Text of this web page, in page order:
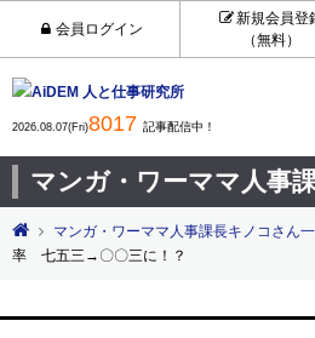
会員ログイン
新規会員登
（無料）
2026.08.07(Fri)8017 記事配信中！
マンガ・ワーママ人事
マンガ・ワーママ人事課長キノコさん
率 七五三→〇〇三に！？